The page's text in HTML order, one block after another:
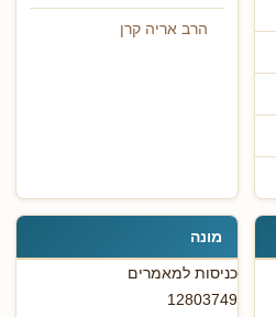
הרב אריה קרן
מונה
כניסות למאמרים
12803749